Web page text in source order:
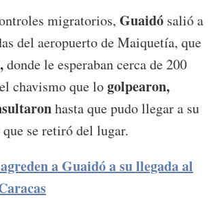
migratorios, Guaidó salió a
del aeropuerto de Maiquetía, que
donde le esperaban cerca de 200
chavismo que logolpearon,
hasta que pudo llegar a su
se retiró del lugar.
a Guaidó a su llegada al